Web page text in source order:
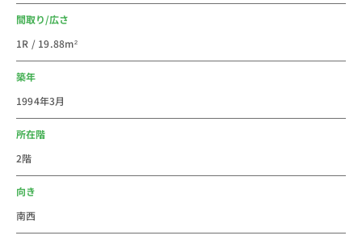
事帰りに気分転換も☆
2020年の東京オリンピック・パラリンピックにあわせ
て
ビジネス街の品川・田町に挟まれ発展途中の泉岳寺エリ
ア。
間取り/広さ
1R / 19.88m²
築年
1994年3月
所在階
2階
向き
南西